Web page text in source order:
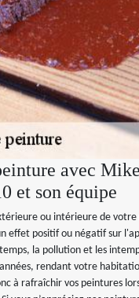
avec Mike
et son équipe
ou intérieure de
effet positif ou négatif sur
la pollution et les
rendant votre
à rafraîchir vos peintures